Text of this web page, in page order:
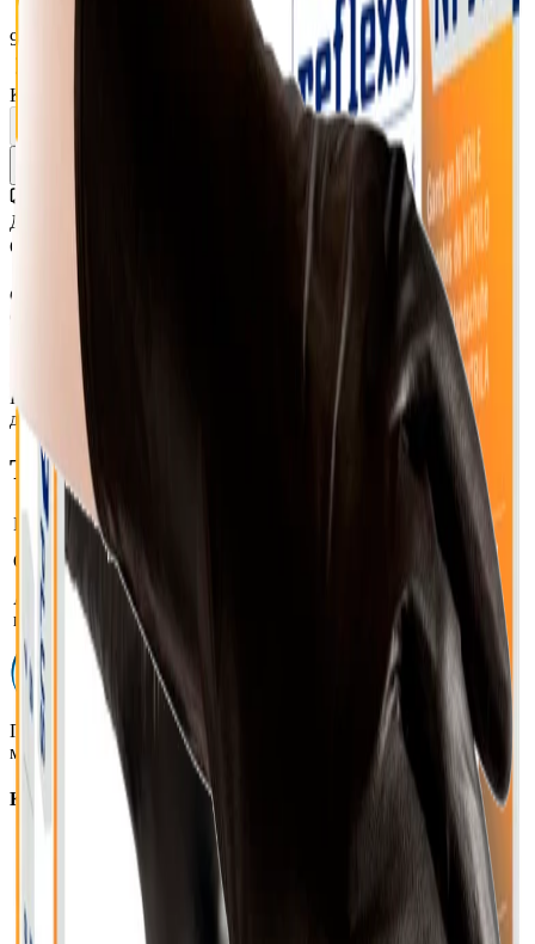
999 ₽
Количество:
Уточнить наличие
Доставка СДЭК
От 350₽ по России
Оригинал 100%
Сертифицированный товар
Описание
Перчатки Reflexx N79P-XL одноразовые химостойкие
длинные 25 пар
Технические характеристики
Размер
Объём тары, фасовка
одноразовые химостойкие длинные 25
Артикул
производителя
Профессиональная автохимия, оборудование и расходные
материалы для детейлинга.
Каталог
Автохимия
Оборудование
Расходные материалы
Инструменты
Аксессуары